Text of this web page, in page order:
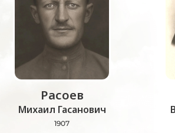
Расоев
Михаил Гасанович
1907